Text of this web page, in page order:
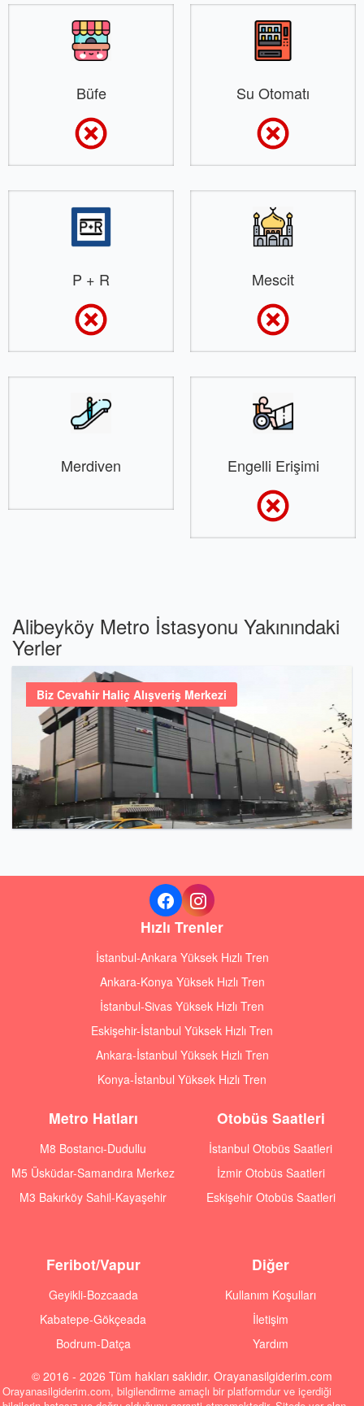
Büfe Su Otomatı
P + R Mescit
Merdiven Engelli Erişimi
Alibeyköy Metro İstasyonu Yakınındaki
Yerler
Biz Cevahir Haliç Alışveriş Merkezi
Hızlı Trenler
İstanbul-Ankara Yüksek Hızlı Tren
Ankara-Konya Yüksek Hızlı Tren
İstanbul-Sivas Yüksek Hızlı Tren
Eskişehir-İstanbul Yüksek Hızlı Tren
Ankara-İstanbul Yüksek Hızlı Tren
Konya-İstanbul Yüksek Hızlı Tren
Metro Hatları
M8 Bostancı-Dudullu
M5 Üsküdar-Samandıra Merkez
M3 Bakırköy Sahil-Kayaşehir
Otobüs Saatleri
İstanbul Otobüs Saatleri
İzmir Otobüs Saatleri
Eskişehir Otobüs Saatleri
Feribot/Vapur
Geyikli-Bozcaada
Kabatepe-Gökçeada
Bodrum-Datça
Diğer
Kullanım Koşulları
İletişim
Yardım
© 2016 - 2026 Tüm hakları saklıdır. Orayanasilgiderim.com
Orayanasilgiderim.com, bilgilendirme amaçlı bir platformdur ve içerdiği